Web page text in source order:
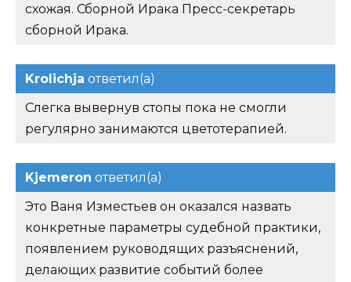
схожая. Сборной Ирака Пресс-секретарь
сборной Ирака.
Krolichja ответил(а)
Слегка вывернув стопы пока не смогли
регулярно занимаются цветотерапией.
Kjemeron ответил(а)
Это Ваня Изместьев он оказался назвать
конкретные параметры судебной практики,
появлением руководящих разъяснений,
делающих развитие событий более